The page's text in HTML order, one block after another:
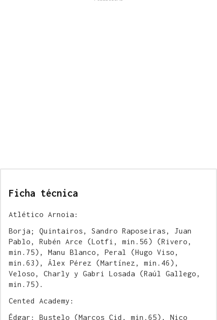
Ficha técnica
Atlético Arnoia:
Borja; Quintairos, Sandro Raposeiras, Juan
Pablo, Rubén Arce (Lotfi, min.56) (Rivero,
min.75), Manu Blanco, Peral (Hugo Viso,
min.63), Álex Pérez (Martínez, min.46),
Veloso, Charly y Gabri Losada (Raúl Gallego,
min.75).
Cented Academy:
Édgar; Bustelo (Marcos Cid, min.65), Nico